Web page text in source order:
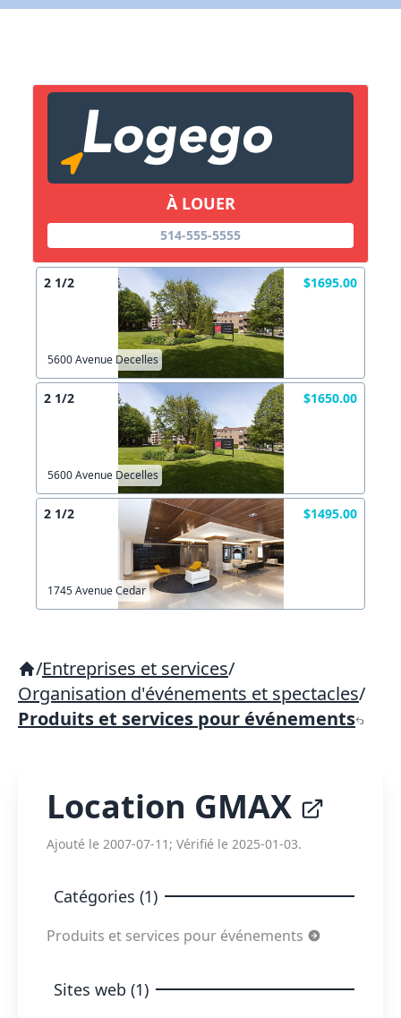
À LOUER
514-555-5555
2 1/2 $1695.00
5600 Avenue Decelles
2 1/2 $1650.00
5600 Avenue Decelles
2 1/2 $1495.00
1745 Avenue Cedar
/Entreprises et services/
Organisation d'événements et spectacles/
Produits et services pour événements
Location GMAX
Ajouté le 2007-07-11; Vérifié le 2025-01-03.
Catégories (1)
Produits et services pour événements
Sites web (1)
Copier lien
X Fermer Envoyez